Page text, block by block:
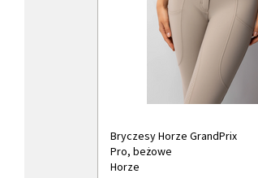
Bryczesy Horze GrandPrix
Pro, beżowe
Horze